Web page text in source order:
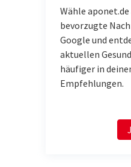
Wähle aponet.de
bevorzugte
Google und
aktuellen
häufiger in
Empfehlungen.